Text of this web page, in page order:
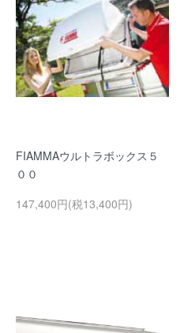
FIAMMAウルトラボックス５
００
147,400円(税13,400円)